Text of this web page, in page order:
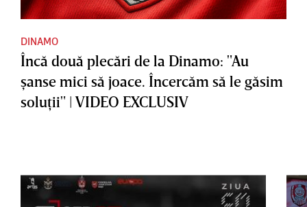
DINAMO
Încă două plecări de la Dinamo: "Au
şanse mici să joace. Încercăm să le găsim
soluţii" | VIDEO EXCLUSIV